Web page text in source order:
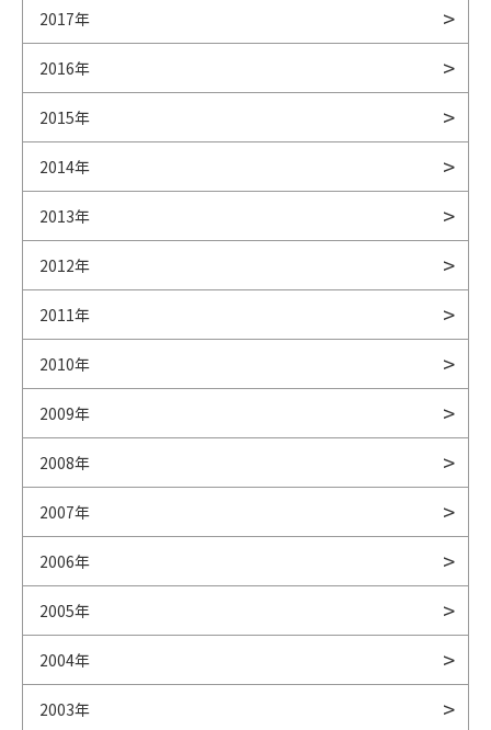
2017年
2016年
2015年
2014年
2013年
2012年
2011年
2010年
2009年
2008年
2007年
2006年
2005年
2004年
2003年